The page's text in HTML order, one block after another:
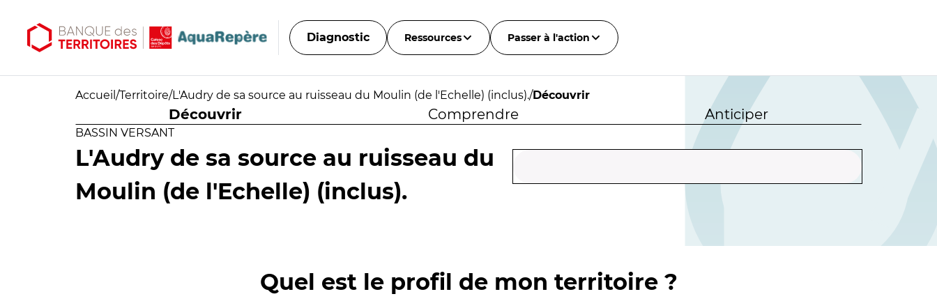
Diagnostic Ressources Passer à l'action
Accueil /Territoire/L'Audry de sa source au ruisseau du Moulin (de l'Echelle) (inclus)./Découvrir
Découvrir Comprendre Anticiper
BASSIN VERSANT
L'Audry de sa source au ruisseau du
Moulin (de l'Echelle) (inclus).
Quel est le profil de mon territoire ?